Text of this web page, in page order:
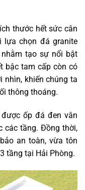
thước hết sức cân
lựa chọn đá granite
tạo sự nổi bật
bậc tam cấp còn có
nhìn, khiến chúng ta
thông thoáng.
ốp đá đen vân
các tầng. Đồng thời,
an toàn, vừa tôn
tầng tại Hải Phòng.